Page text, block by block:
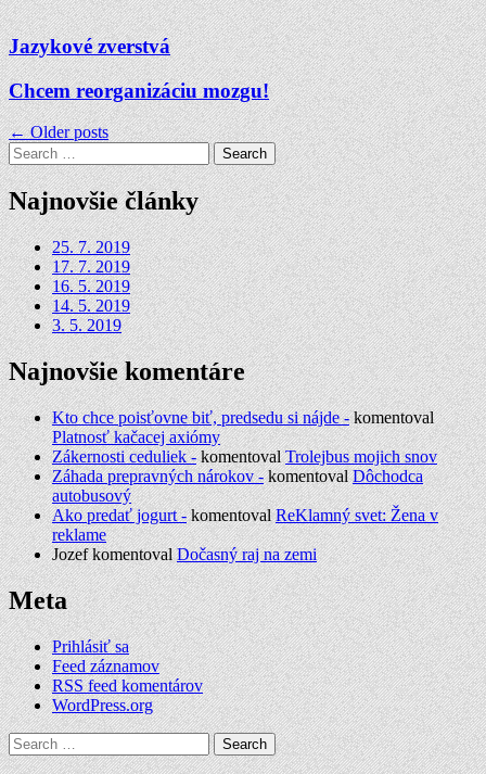
Jazykové zverstvá
Chcem reorganizáciu mozgu!
Navigácia
v
článkoch
← Older posts
Search
for:
Najnovšie články
25. 7. 2019
17. 7. 2019
16. 5. 2019
14. 5. 2019
3. 5. 2019
Najnovšie komentáre
Kto chce poisťovne biť, predsedu si nájde -komentoval
Platnosť kačacej axiómy
Zákernosti ceduliek -komentovalTrolejbus mojich snov
Záhada prepravných nárokov -komentovalDôchodca
autobusový
Ako predať jogurt -komentovalReKlamný svet: Žena v
reklame
JozefkomentovalDočasný raj na zemi
Meta
Prihlásiť sa
Feed záznamov
RSS feed komentárov
WordPress.org
Search
for: